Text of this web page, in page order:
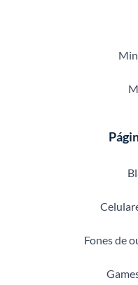
Fones de